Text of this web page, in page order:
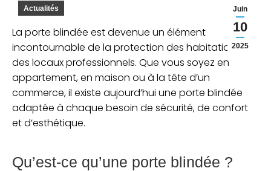
Juin
10
2025
Actualités
La porte blindée est devenue un élément
incontournable de la protection des habitations et
des locaux professionnels. Que vous soyez en
appartement, en maison ou à la tête d’un
commerce, il existe aujourd’hui une porte blindée
adaptée à chaque besoin de sécurité, de confort
et d’esthétique.
Qu’est-ce qu’une porte blindée ?